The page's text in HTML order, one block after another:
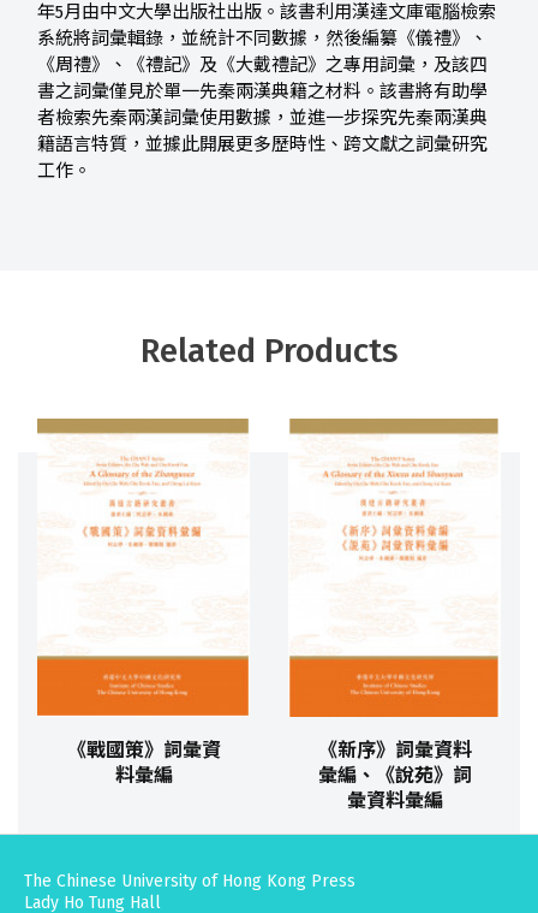
年5月由中文大學出版社出版。該書利用漢達文庫電腦檢索
系統將詞彙輯錄，並統計不同數據，然後編纂《儀禮》、
《周禮》、《禮記》及《大戴禮記》之專用詞彙，及該四
書之詞彙僅見於單一先秦兩漢典籍之材料。該書將有助學
者檢索先秦兩漢詞彙使用數據，並進一步探究先秦兩漢典
籍語言特質，並據此開展更多歷時性、跨文獻之詞彙研究
工作。
Related Products
《戰國策》詞彙資
料彙編
《新序》詞彙資料
彙編、《說苑》詞
彙資料彙編
The Chinese University of Hong Kong Press
Lady Ho Tung Hall